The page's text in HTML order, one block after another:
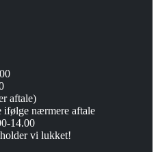
aftale)
ifølge nærmere aftale
14.00
vi lukket!